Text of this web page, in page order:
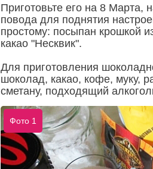
Приготовьте его на 8 Марта,
повода для поднятия
простому: посыпан крошкой
какао "Несквик".
Для приготовления
шоколад, какао, кофе, муку,
сметану, подходящий
Фото 1